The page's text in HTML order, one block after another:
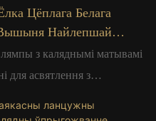
Цёплага Белага
Найлепшай
З Матывам Святла
з каляднымі матывамі
для асвятлення з
такіх як сняжынкі,
з яркім